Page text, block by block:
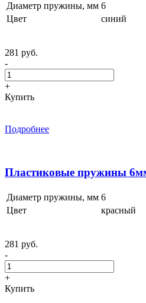
Диаметр пружины, мм 6
Цвет
синий
281 руб.
-
+
Купить
Подробнее
Пластиковые пружины
Диаметр пружины, мм 6
Цвет
красный
281 руб.
-
+
Купить